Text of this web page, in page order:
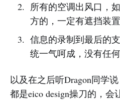
所有的空调出风口，
方的，一定有遮挡装置
信息的录制到最后的
统一气呵成，没有任何
以及在之后听Dragon同学
都是eico design操刀的，